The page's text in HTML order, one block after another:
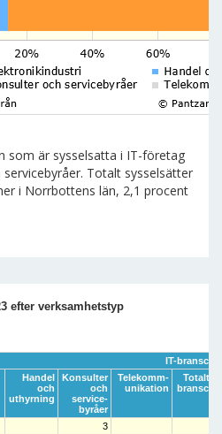
som är sysselsatta i IT-företag
Totalt sysselsätter
i Norrbottens län, 2,1 procent
efter verksamhetstyp
IT-
Handel
och
uthyrning
Konsulter
och
service-
byråer
Telekomm-
unikation
Totalt
3